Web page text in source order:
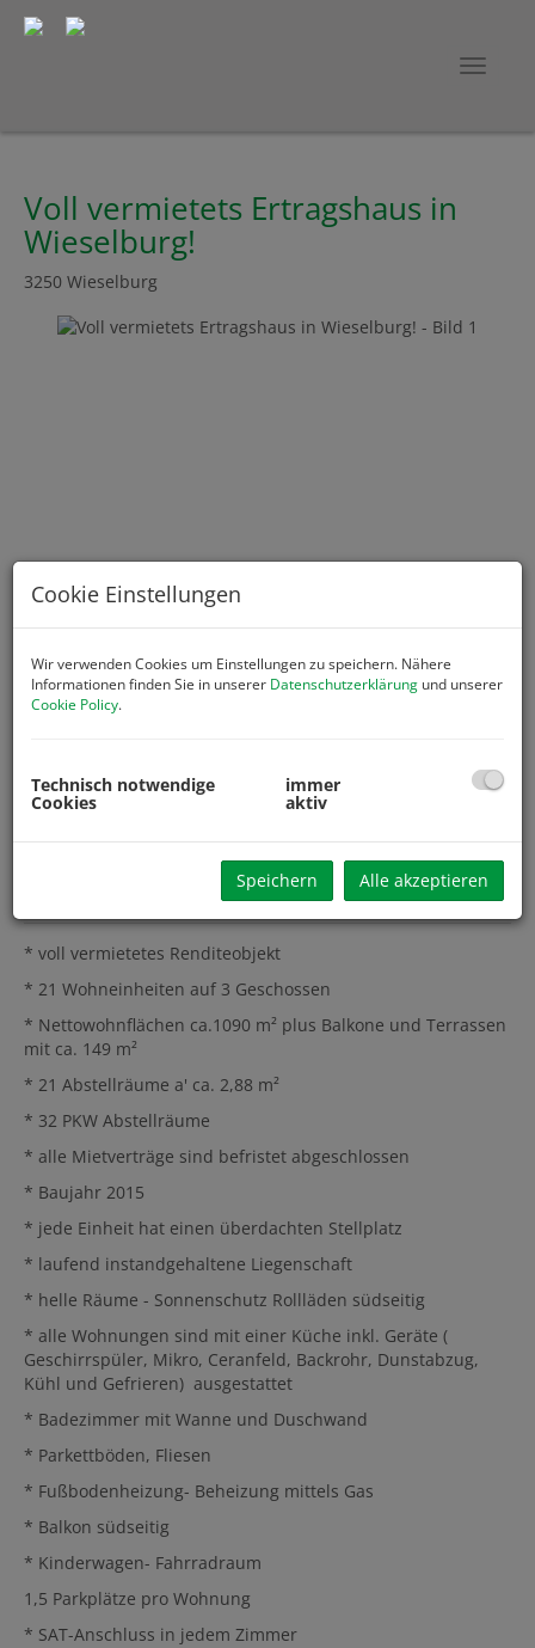
Voll vermietets Ertragshaus in
Wieselburg!
3250 Wieselburg
* voll vermietetes Renditeobjekt
* 21 Wohneinheiten auf 3 Geschossen
* Nettowohnflächen ca.1090 m² plus Balkone und Terrassen
mit ca. 149 m²
* 21 Abstellräume a' ca. 2,88 m²
* 32 PKW Abstellräume
* alle Mietverträge sind befristet abgeschlossen
* Baujahr 2015
* jede Einheit hat einen überdachten Stellplatz
* laufend instandgehaltene Liegenschaft
* helle Räume - Sonnenschutz Rollläden südseitig
* alle Wohnungen sind mit einer Küche inkl. Geräte (
Geschirrspüler, Mikro, Ceranfeld, Backrohr, Dunstabzug,
Kühl und Gefrieren) ausgestattet
* Badezimmer mit Wanne und Duschwand
* Parkettböden, Fliesen
* Fußbodenheizung- Beheizung mittels Gas
* Balkon südseitig
* Kinderwagen- Fahrradraum
1,5 Parkplätze pro Wohnung
* SAT-Anschluss in jedem Zimmer
Cookie Einstellungen
Wir verwenden Cookies um Einstellungen zu speichern. Nähere
Informationen finden Sie in unserer Datenschutzerklärung und unserer
Cookie Policy.
Technisch notwendige
Cookies
immer
aktiv
Speichern Alle akzeptieren